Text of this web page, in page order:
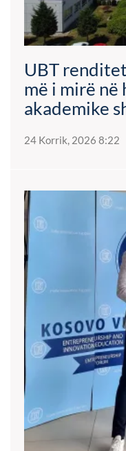
UBT
më i mirë në
akademike
24 Korrik, 2026 8:22